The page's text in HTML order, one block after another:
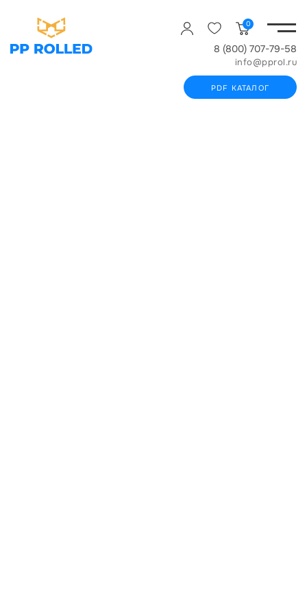
0
8 (800) 707-79-58
info@pprol.ru
PDF КАТАЛОГ